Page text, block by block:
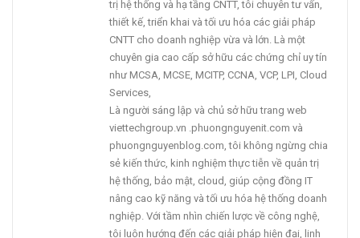
trị hệ thống và hạ tầng CNTT, tôi chuyên tư vấn,
thiết kế, triển khai và tối ưu hóa các giải pháp
CNTT cho doanh nghiệp vừa và lớn. Là một
chuyên gia cao cấp sở hữu các chứng chỉ uy tín
như MCSA, MCSE, MCITP, CCNA, VCP, LPI, Cloud
Services,
Là người sáng lập và chủ sở hữu trang web
viettechgroup.vn .phuongnguyenit.com và
phuongnguyenblog.com, tôi không ngừng chia
sẻ kiến thức, kinh nghiệm thực tiễn về quản trị
hệ thống, bảo mật, cloud, giúp cộng đồng IT
nâng cao kỹ năng và tối ưu hóa hệ thống doanh
nghiệp. Với tầm nhìn chiến lược về công nghệ,
tôi luôn hướng đến các giải pháp hiện đại, linh